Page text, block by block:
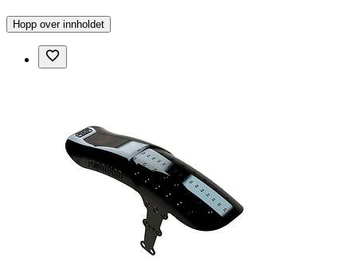
Hopp over innholdet